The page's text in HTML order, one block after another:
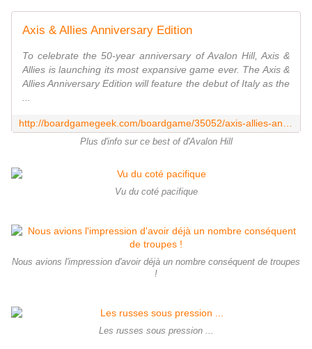
Axis & Allies Anniversary Edition
To celebrate the 50-year anniversary of Avalon Hill, Axis &
Allies is launching its most expansive game ever. The Axis &
Allies Anniversary Edition will feature the debut of Italy as the
Plus d'info sur ce best of d'Avalon Hill
Vu du coté pacifique
Nous avions l'impression d'avoir déjà un nombre conséquent de troupes
!
Les russes sous pression ...